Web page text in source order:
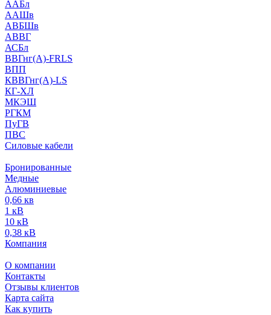
ААБл
ААШв
АВБШв
АВВГ
АСБл
ВВГнг(А)-FRLS
ВПП
КВВГнг(А)-LS
КГ-ХЛ
МКЭШ
РГКМ
ПуГВ
ПВС
Силовые кабели
Бронированные
Медные
Алюминиевые
0,66 кв
1 кВ
10 кВ
0,38 кВ
Компания
О компании
Контакты
Отзывы клиентов
Карта сайта
Как купить